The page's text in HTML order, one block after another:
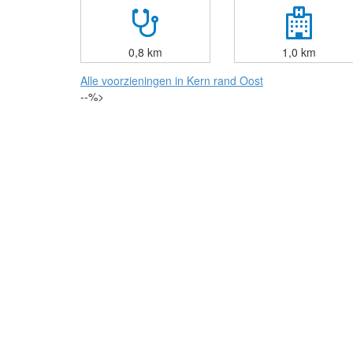
0,8 km 1,0 km
Alle voorzieningen in Kern rand Oost
--%>